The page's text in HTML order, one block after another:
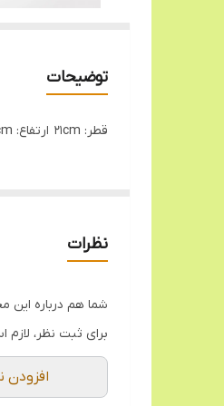
توضیحات
قطر: 21cm ارتفاع: 10.5cm
نظرات
شما هم درباره این
برای ثبت نظر،
افزودن